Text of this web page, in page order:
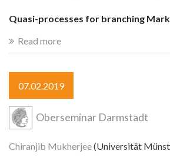
Quasi-processes for branching
Read more
07.02.2019
Oberseminar Darmstadt
Chiranjib Mukherjee(Universität